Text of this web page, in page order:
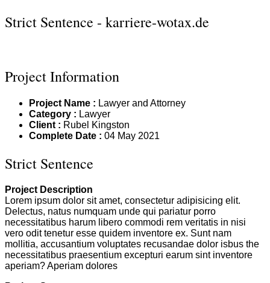
Strict Sentence - karriere-wotax.de
Project Information
Project Name : Lawyer and Attorney
Category : Lawyer
Client : Rubel Kingston
Complete Date : 04 May 2021
Strict Sentence
Project Description
Lorem ipsum dolor sit amet, consectetur adipisicing elit.
Delectus, natus numquam unde qui pariatur porro
necessitatibus harum libero commodi rem veritatis in nisi
vero odit tenetur esse quidem inventore ex. Sunt nam
mollitia, accusantium voluptates recusandae dolor isbus the
necessitatibus praesentium excepturi earum sint inventore
aperiam? Aperiam dolores